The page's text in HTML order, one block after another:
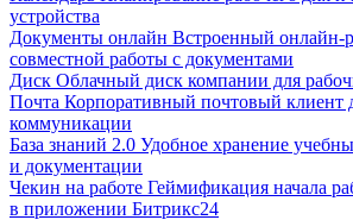
устройства
Документы онлайн Встроенный онлайн-
совместной работы с документами
Диск Облачный диск компании для
Почта Корпоративный почтовый клиент
коммуникации
База знаний 2.0 Удобное хранение
и документации
Чекин на работе Геймификация начала
в приложении Битрикс24